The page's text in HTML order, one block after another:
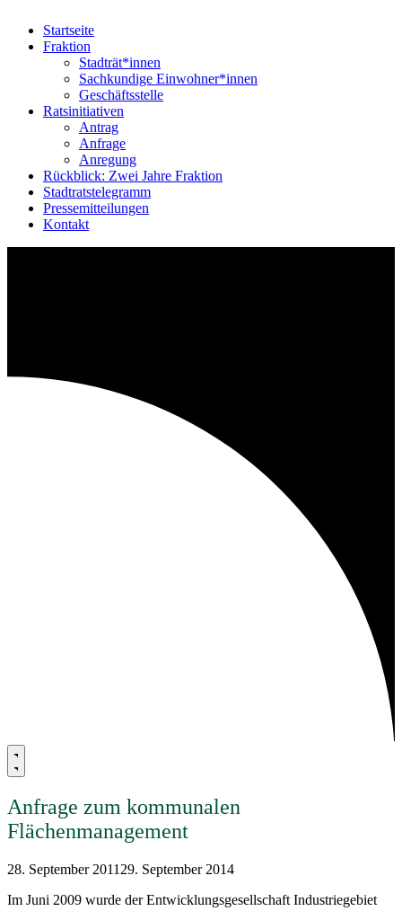
Startseite
Fraktion
Stadträt*innen
Sachkundige Einwohner*innen
Geschäftsstelle
Ratsinitiativen
Antrag
Anfrage
Anregung
Rückblick: Zwei Jahre Fraktion
Stadtratstelegramm
Pressemitteilungen
Kontakt
Anfrage zum kommunalen
Flächenmanagement
28. September 2011 29. September 2014
Im Juni 2009 wurde der Entwicklungsgesellschaft Industriegebiet